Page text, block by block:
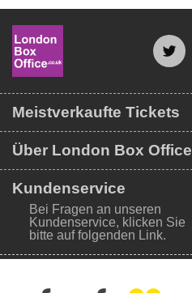
Meistverkaufte Tickets
Über London Box Office
Kundenservice
Bei Fragen an unseren
Kundenservice, klicken Sie
bitte auf folgenden Link.